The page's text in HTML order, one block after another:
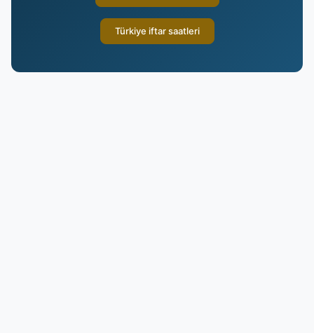
Türkiye iftar saatleri